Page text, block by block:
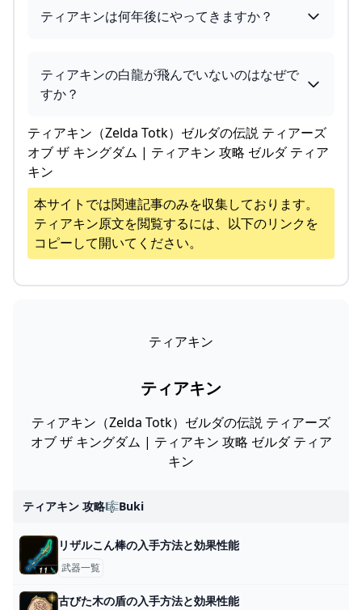
ティアキンは何年後にやってきますか？
ティアキンの白龍が飛んでいないのはなぜで
すか？
ティアキン（Zelda Totk）ゼルダの伝説 ティアーズ
オブ ザ キングダム | ティアキン 攻略 ゼルダ ティア
キン
本サイトでは関連記事のみを収集しております。
ティアキン原文を閲覧するには、以下のリンクを
コピーして開いてください。
ティアキン
ティアキン
ティアキン（Zelda Totk）ゼルダの伝説 ティアーズ
オブ ザ キングダム | ティアキン 攻略 ゼルダ ティア
キン
ティアキン 攻略🎼buki
リザルこん棒の入手方法と効果性能
武器一覧
古びた木の盾の入手方法と効果性能